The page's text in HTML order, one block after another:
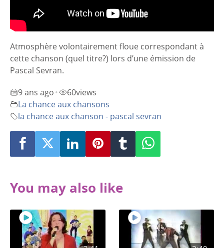
Atmosphère volontairement floue correspondant à
cette chanson (quel titre?) lors d’une émission de
Pascal Sevran.
9 ans ago • 60views
La chance aux chansons
la chance aux chanson - pascal sevran
You may also like